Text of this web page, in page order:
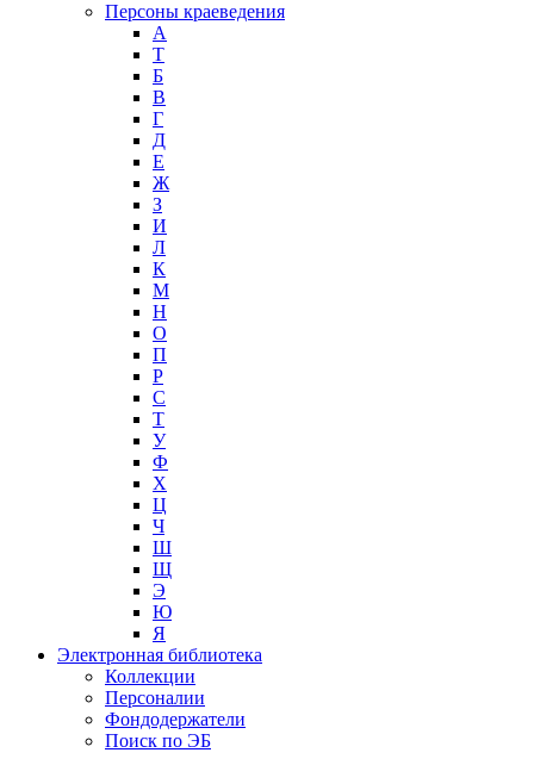
Персоны краеведения
А
T
Б
В
Г
Д
Е
Ж
З
И
Л
К
М
Н
О
П
Р
С
Т
У
Ф
Х
Ц
Ч
Ш
Щ
Э
Ю
Я
Электронная библиотека
Коллекции
Персоналии
Фондодержатели
Поиск по ЭБ